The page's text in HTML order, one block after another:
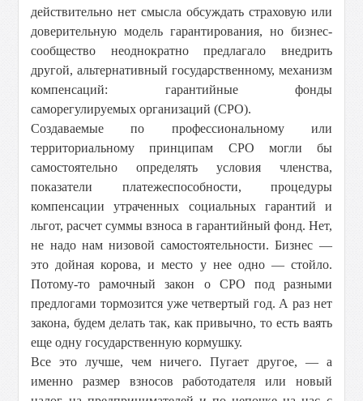
действительно нет смысла обсуждать страховую или
доверительную модель гарантирования, но бизнес-
сообщество неоднократно предлагало внедрить
другой, альтернативный государственному, механизм
компенсаций: гарантийные фонды
саморегулируемых организаций (СРО).
Создаваемые по профессиональному или
территориальному принципам СРО могли бы
самостоятельно определять условия членства,
показатели платежеспособности, процедуры
компенсации утраченных социальных гарантий и
льгот, расчет суммы взноса в гарантийный фонд. Нет,
не надо нам низовой самостоятельности. Бизнес —
это дойная корова, и место у нее одно — стойло.
Потому-то рамочный закон о СРО под разными
предлогами тормозится уже четвертый год. А раз нет
закона, будем делать так, как привычно, то есть ваять
еще одну государственную кормушку.
Все это лучше, чем ничего. Пугает другое, — а
именно размер взносов работодателя или новый